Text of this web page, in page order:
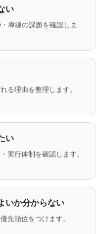
い
導線の課題を確認しま
る理由を整理します。
い
実行体制を確認します。
いか分からない
先順位をつけます。